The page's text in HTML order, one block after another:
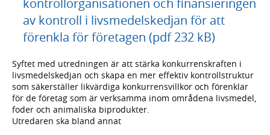
kontrollorganisationen och finansieringen
av kontroll i livsmedelskedjan för att
förenkla för företagen (pdf 232 kB)
Syftet med utredningen är att stärka konkurrenskraften i
livsmedelskedjan och skapa en mer effektiv kontrollstruktur
som säkerställer likvärdiga konkurrensvillkor och förenklar
för de företag som är verksamma inom områdena livsmedel,
foder och animaliska biprodukter.
Utredaren ska bland annat